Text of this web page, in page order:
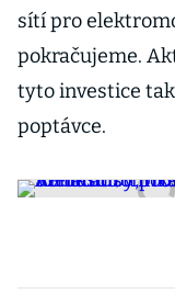
sítí pro
pokračujeme.
tyto investice
poptávce.